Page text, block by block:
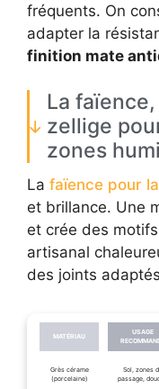
fréquents. On
adapter la
finition mate
La
zellige
zones
La faïence pour
et brillance. Une
et crée des
artisanal
des joints
MATÉRIAU
USAGE
Grès cérame
(porcelaine)
Sol, zones
passage,